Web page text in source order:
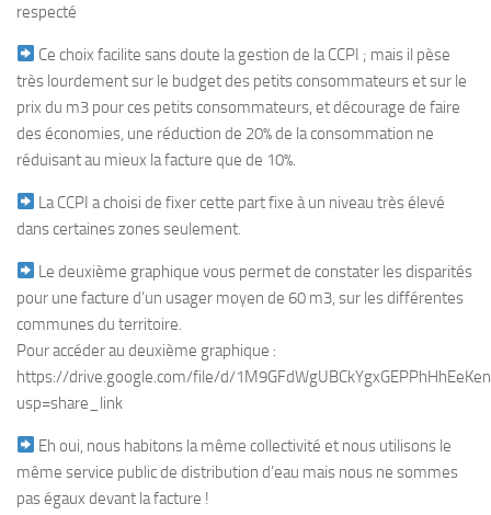
respecté
Ce choix facilite sans doute la gestion de la CCPI ; mais il pèse
très lourdement sur le budget des petits consommateurs et sur le
prix du m3 pour ces petits consommateurs, et décourage de faire
des économies, une réduction de 20% de la consommation ne
réduisant au mieux la facture que de 10%.
La CCPI a choisi de fixer cette part fixe à un niveau très élevé
dans certaines zones seulement.
Le deuxième graphique vous permet de constater les disparités
pour une facture d’un usager moyen de 60 m3, sur les différentes
communes du territoire.
Pour accéder au deuxième graphique :
https://drive.google.com/file/d/
usp=share_link
Eh oui, nous habitons la même collectivité et nous utilisons le
même service public de distribution d’eau mais nous ne sommes
pas égaux devant la facture !